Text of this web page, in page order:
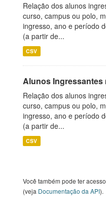
Relação dos alunos
curso, campus ou polo,
ingresso, ano e período
(a partir de...
CSV
Alunos Ingressantes
Relação dos alunos
curso, campus ou polo,
ingresso, ano e período
(a partir de...
CSV
Você também pode ter
(veja Documentação da API).